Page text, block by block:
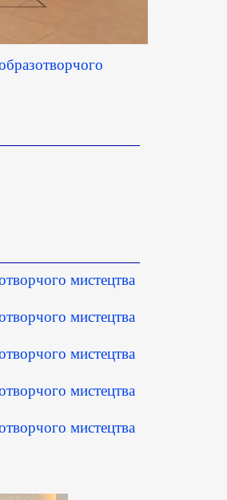
мистецтва
мистецтва
мистецтва
мистецтва
мистецтва